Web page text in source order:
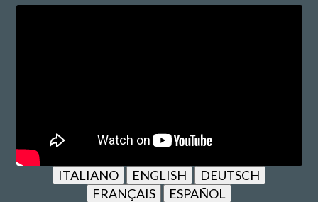
ITALIANO ENGLISH
DEUTSCH
FRANÇAIS
ESPAÑOL